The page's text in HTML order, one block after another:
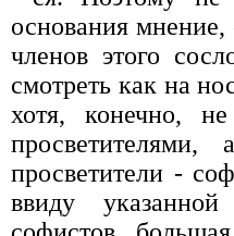
основания мне­ние,
членов этого
смотреть как на
хотя, конечно,
просветители -
ввиду